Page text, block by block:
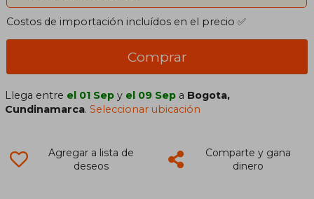
Costos de importación incluídos en el precio ✅
Comprar
Llega entre el 01 Sep y el 09 Sep a Bogota,
Cundinamarca.Seleccionar ubicación
Agregar a lista de
deseos
Comparte y gana
dinero